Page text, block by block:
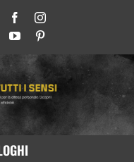
FacebookInstagram
YouTubePinterest